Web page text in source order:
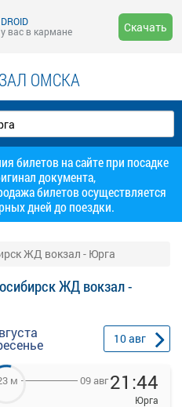
вас в кармане
Скачать
ОМСКА
билетов на сайте при посадке
документа,
билетов осуществляется
дней до поездки.
ЖД вокзал - Юрга
ЖД вокзал -
10авг
м 09 авг21:44
Юрга